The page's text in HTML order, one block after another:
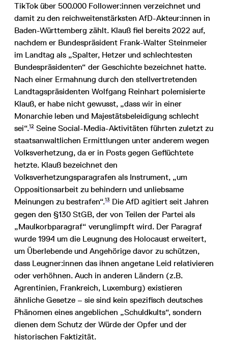
TikTok über 500.000 Follower:innen verzeichnet und
damit zu den reichweitenstärksten AfD-Akteur:innen in
Baden-Württemberg zählt. Klauß fiel bereits 2022 auf,
nachdem er Bundespräsident Frank-Walter Steinmeier
im Landtag als „Spalter, Hetzer und schlechtesten
Bundespräsidenten“ der Geschichte bezeichnet hatte.
Nach einer Ermahnung durch den stellvertretenden
Landtagspräsidenten Wolfgang Reinhart polemisierte
Klauß, er habe nicht gewusst, „dass wir in einer
Monarchie leben und Majestätsbeleidigung schlecht
sei“.12 Seine Social-Media-Aktivitäten führten zuletzt zu
staatsanwaltlichen Ermittlungen unter anderem wegen
Volksverhetzung, da er in Posts gegen Geflüchtete
hetzte. Klauß bezeichnet den
Volksverhetzungsparagrafen als Instrument, „um
Oppositionsarbeit zu behindern und unliebsame
Meinungen zu bestrafen“.13 Die AfD agitiert seit Jahren
gegen den §130 StGB, der von Teilen der Partei als
„Maulkorbparagraf“ verunglimpft wird. Der Paragraf
wurde 1994 um die Leugnung des Holocaust erweitert,
um Überlebende und Angehörige davor zu schützen,
dass Leugner:innen das ihnen angetane Leid relativieren
oder verhöhnen. Auch in anderen Ländern (z.B.
Agrentinien, Frankreich, Luxemburg) existieren
ähnliche Gesetze – sie sind kein spezifisch deutsches
Phänomen eines angeblichen „Schuldkults“, sondern
dienen dem Schutz der Würde der Opfer und der
historischen Faktizität.